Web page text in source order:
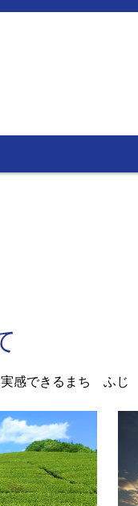
感できるまち ふじ